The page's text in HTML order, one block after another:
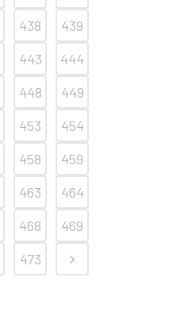
438
439
443
444
448
449
453
454
458
459
463
464
468
469
473